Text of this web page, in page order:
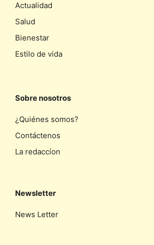
Actualidad
Salud
Bienestar
Estilo de vida
Sobre nosotros
¿Quiénes somos?
Contáctenos
La redaccíon
Newsletter
News Letter